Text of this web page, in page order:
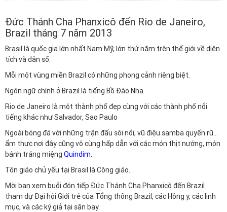
Đức Thánh Cha Phanxicô đến Rio de Janeiro,
Brazil tháng 7 năm 2013
Brasil là quốc gia lớn nhất Nam Mỹ, lớn thứ năm trên thế giới về diện
tích và dân số.
Mỗi một vùng miền Brazil có những phong cảnh riêng biệt.
Ngôn ngữ chính ở Brazil là tiếng Bồ Đào Nha.
Rio de Janeiro là một thành phố đẹp cùng với các thành phố nổi
tiếng khác như Salvador, Sao Paulo
Ngoài bóng đá với những trận đấu sôi nổi, vũ điệu samba quyến rũ…
ẩm thực nơi đây cũng vô cùng hấp dẫn với các món thịt nướng, món
bánh tráng miệng Quindim.
Tôn giáo chủ yếu tại Brasil là Công giáo.
Mời bạn xem buổi đón tiếp Đức Thánh Cha Phanxicô đến Brazil
tham dự Đại hội Giới trẻ của Tổng thống Brazil, các Hồng y, các linh
mục, và các ký giả tại sân bay.